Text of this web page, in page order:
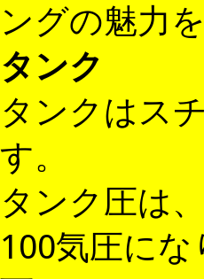
ングの魅力
タンク
タンクはス
す。
タンク圧は
100気圧に